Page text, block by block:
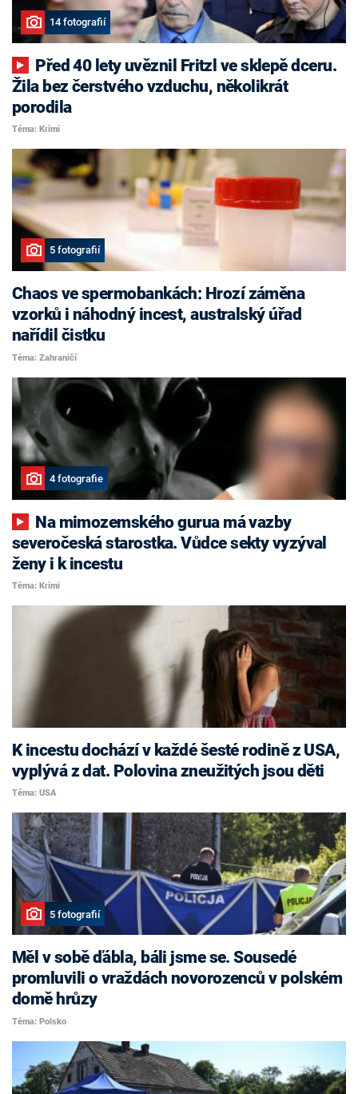
14 fotografií
Žila bez čerstvého vzduchu, několikrát
porodila
Téma: Krimi
5 fotografií
Chaos ve spermobankách: Hrozí záměna
vzorků i náhodný incest, australský úřad
nařídil čistku
Téma: Zahraničí
4 fotografie
severočeská starostka. Vůdce sekty vyzýval
ženy i k incestu
Téma: Krimi
K incestu dochází v každé šesté rodině z USA,
vyplývá z dat. Polovina zneužitých jsou děti
Téma: USA
5 fotografií
Měl v sobě ďábla, báli jsme se. Sousedé
promluvili o vraždách novorozenců v polském
domě hrůzy
Téma: Polsko